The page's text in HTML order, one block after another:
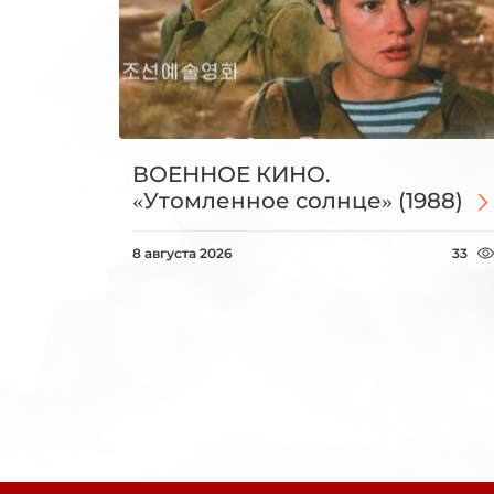
ВОЕННОЕ КИНО.
«Утомленное солнце» (1988)
8 августа 2026 33